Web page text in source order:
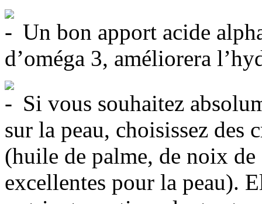
Un bon apport acide
d’oméga 3, améliorera
Si vous souhaitez
sur la peau, choisissez des
(huile de palme, de noix
excellentes pour la peau).